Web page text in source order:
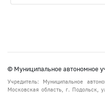
© Муниципальное автономное
Учредитель: Муниципальное
Московская область, г. Подольск,